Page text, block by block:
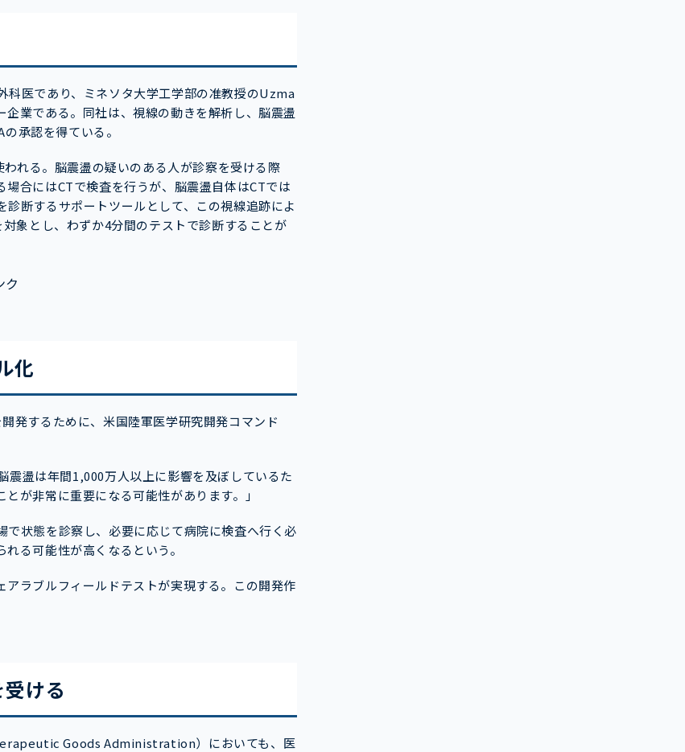
医であり、ミネソタ大学工学部の准教授のUzma
業である。同社は、視線の動きを解析し、脳震盪
承認を得ている。
れる。脳震盪の疑いのある人が診察を受ける際
合にはCTで検査を行うが、脳震盪自体はCTでは
断するサポートツールとして、この視線追跡によ
象とし、わずか4分間のテストで診断することが
ク
化
発するために、米国陸軍医学研究開発コマンド
盪は年間1,000万人以上に影響を及ぼしているた
が非常に重要になる可能性があります。」
状態を診察し、必要に応じて病院に検査へ行く必
る可能性が高くなるという。
ラブルフィールドテストが実現する。この開発作
ける
Goods Administration）においても、医